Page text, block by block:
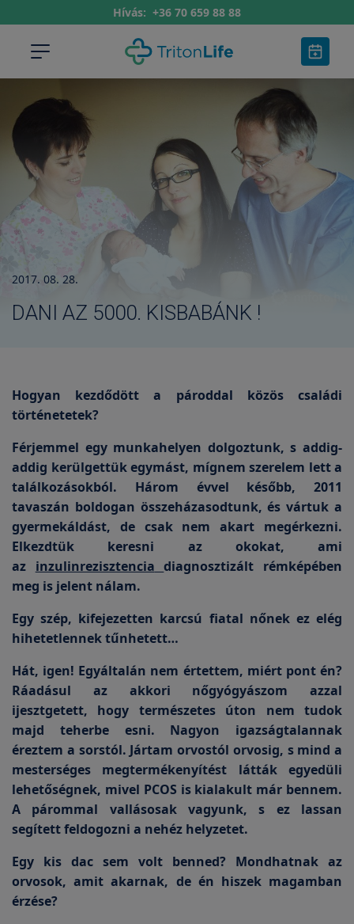
Hívás: +36 70 659 88 88
2017. 08. 28.
DANI AZ 5000. KISBABÁNK !
Hogyan kezdődött a pároddal közös családi
történetetek?
Férjemmel egy munkahelyen dolgoztunk, s addig-
addig kerülgettük egymást, mígnem szerelem lett a
találkozásokból. Három évvel később, 2011
tavaszán boldogan összeházasodtunk, és vártuk a
gyermekáldást, de csak nem akart megérkezni.
Elkezdtük keresni az okokat, ami
az inzulinrezisztencia diagnosztizált rémképében
meg is jelent nálam.
Egy szép, kifejezetten karcsú fiatal nőnek ez elég
hihetetlennek tűnhetett…
Hát, igen! Egyáltalán nem értettem, miért pont én?
Ráadásul az akkori nőgyógyászom azzal
ijesztgetett, hogy természetes úton nem tudok
majd teherbe esni. Nagyon igazságtalannak
éreztem a sorstól. Jártam orvostól orvosig, s mind a
mesterséges megtermékenyítést látták egyedüli
lehetőségnek, mivel PCOS is kialakult már bennem.
A párommal vallásosak vagyunk, s ez lassan
segített feldogozni a nehéz helyzetet.
Egy kis dac sem volt benned? Mondhatnak az
orvosok, amit akarnak, de én hiszek magamban
érzése?